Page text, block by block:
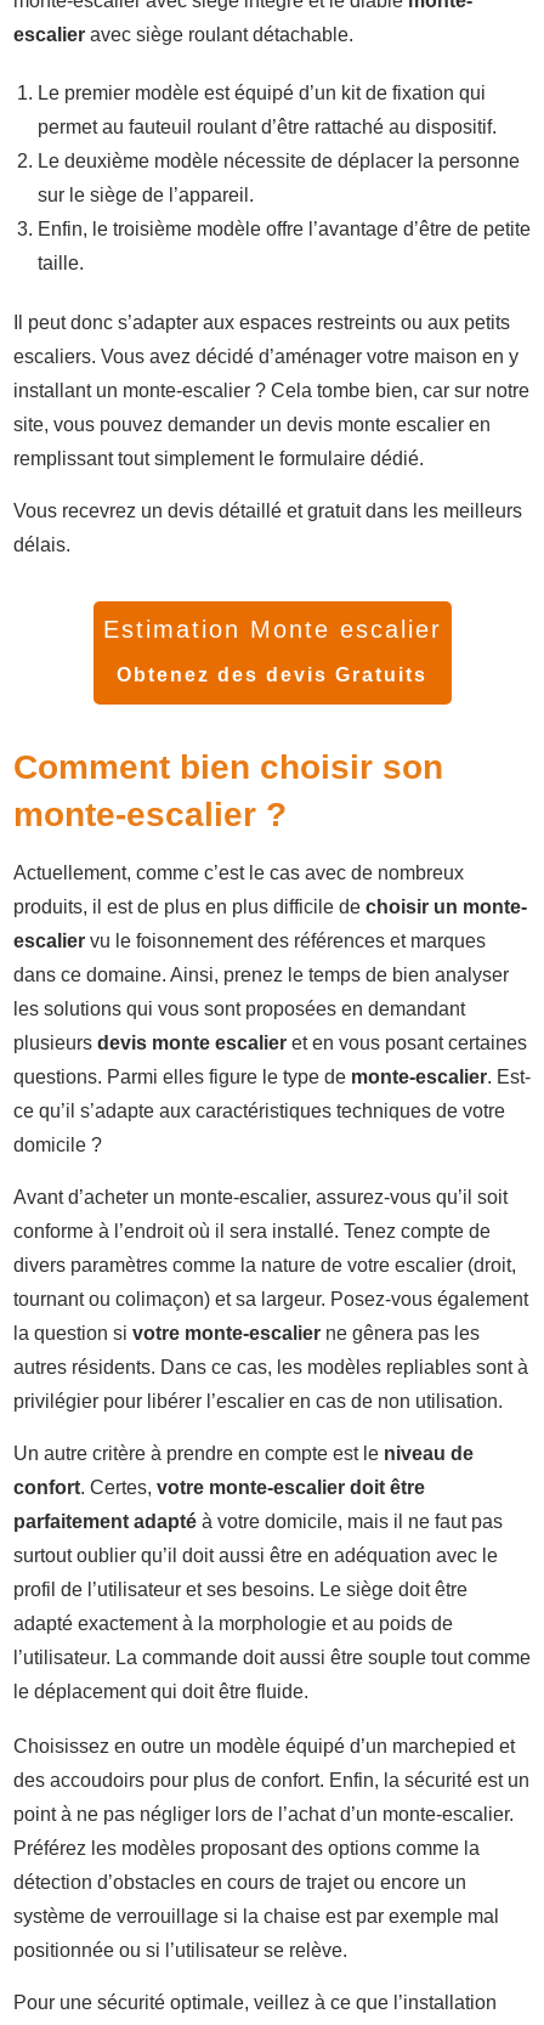
escalier avec siège roulant détachable.
Le premier modèle est équipé d’un kit de fixation qui
permet au fauteuil roulant d’être rattaché au dispositif.
Le deuxième modèle nécessite de déplacer la personne
sur le siège de l’appareil.
Enfin, le troisième modèle offre l’avantage d’être de petite
taille.
Il peut donc s’adapter aux espaces restreints ou aux petits
escaliers. Vous avez décidé d’aménager votre maison en y
installant un monte-escalier ? Cela tombe bien, car sur notre
site, vous pouvez demander un devis monte escalier en
remplissant tout simplement le formulaire dédié.
Vous recevrez un devis détaillé et gratuit dans les meilleurs
délais.
Estimation Monte escalier
Obtenez des devis Gratuits
Comment bien choisir son
monte-escalier ?
Actuellement, comme c’est le cas avec de nombreux
produits, il est de plus en plus difficile de choisir un monte-
escalier vu le foisonnement des références et marques
dans ce domaine. Ainsi, prenez le temps de bien analyser
les solutions qui vous sont proposées en demandant
plusieurs devis monte escalier et en vous posant certaines
questions. Parmi elles figure le type de monte-escalier. Est-
ce qu’il s’adapte aux caractéristiques techniques de votre
domicile ?
Avant d’acheter un monte-escalier, assurez-vous qu’il soit
conforme à l’endroit où il sera installé. Tenez compte de
divers paramètres comme la nature de votre escalier (droit,
tournant ou colimaçon) et sa largeur. Posez-vous également
la question si votre monte-escalier ne gênera pas les
autres résidents. Dans ce cas, les modèles repliables sont à
privilégier pour libérer l’escalier en cas de non utilisation.
Un autre critère à prendre en compte est le niveau de
confort. Certes, votre monte-escalier doit être
parfaitement adapté à votre domicile, mais il ne faut pas
surtout oublier qu’il doit aussi être en adéquation avec le
profil de l’utilisateur et ses besoins. Le siège doit être
adapté exactement à la morphologie et au poids de
l’utilisateur. La commande doit aussi être souple tout comme
le déplacement qui doit être fluide.
Choisissez en outre un modèle équipé d’un marchepied et
des accoudoirs pour plus de confort. Enfin, la sécurité est un
point à ne pas négliger lors de l’achat d’un monte-escalier.
Préférez les modèles proposant des options comme la
détection d’obstacles en cours de trajet ou encore un
système de verrouillage si la chaise est par exemple mal
positionnée ou si l’utilisateur se relève.
Pour une sécurité optimale, veillez à ce que l’installation